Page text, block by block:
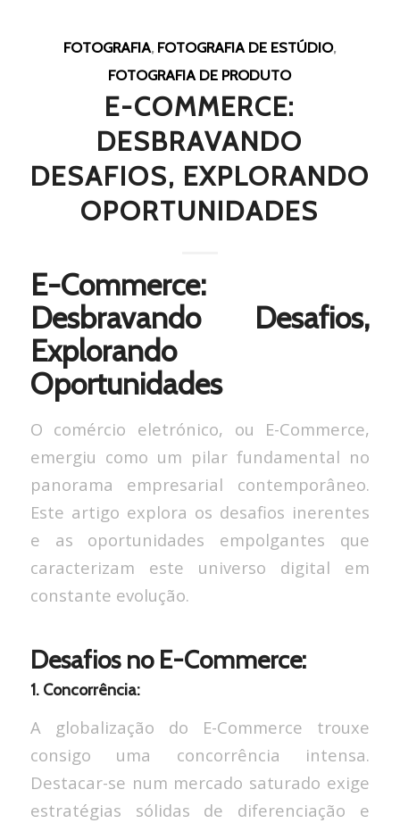
FOTOGRAFIA, FOTOGRAFIA DE ESTÚDIO,
FOTOGRAFIA DE PRODUTO
E-COMMERCE:
DESBRAVANDO
DESAFIOS, EXPLORANDO
OPORTUNIDADES
E-Commerce:
Desbravando Desafios,
Explorando
Oportunidades
O comércio eletrónico, ou E-Commerce,
emergiu como um pilar fundamental no
panorama empresarial contemporâneo.
Este artigo explora os desafios inerentes
e as oportunidades empolgantes que
caracterizam este universo digital em
constante evolução.
Desafios no E-Commerce:
1. Concorrência:
A globalização do E-Commerce trouxe
consigo uma concorrência intensa.
Destacar-se num mercado saturado exige
estratégias sólidas de diferenciação e